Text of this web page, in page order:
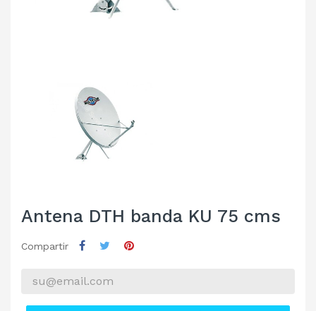
Antena DTH banda KU 75 cms
Compartir